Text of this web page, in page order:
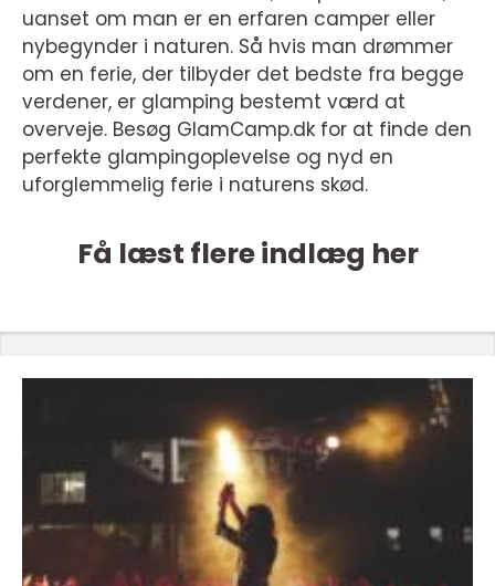
uanset om man er en erfaren camper eller
nybegynder i naturen. Så hvis man drømmer
om en ferie, der tilbyder det bedste fra begge
verdener, er glamping bestemt værd at
overveje. Besøg GlamCamp.dk for at finde den
perfekte glampingoplevelse og nyd en
uforglemmelig ferie i naturens skød.
Få læst flere indlæg her